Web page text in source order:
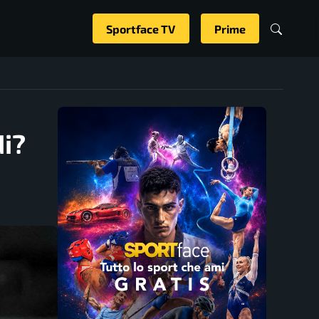
Sportface TV Prime